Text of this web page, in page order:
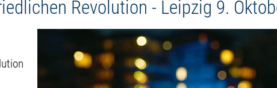
Revolution - Leipzig 9.